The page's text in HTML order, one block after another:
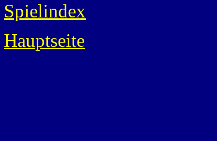
Spielindex
Hauptseite